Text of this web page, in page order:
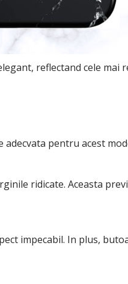
reflectand cele mai
pentru acest
ridicate. Aceasta
impecabil. In plus,